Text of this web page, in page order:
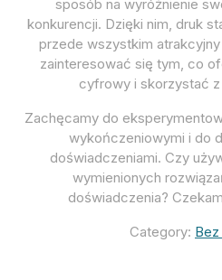
sposób na wyróżnienie
konkurencji. Dzięki nim, druk
przede wszystkim
zainteresować się tym, co
cyfrowy i skorzystać
Zachęcamy do
wykończeniowymi i do
doświadczeniami. Czy
wymienionych
doświadczenia?
Category: